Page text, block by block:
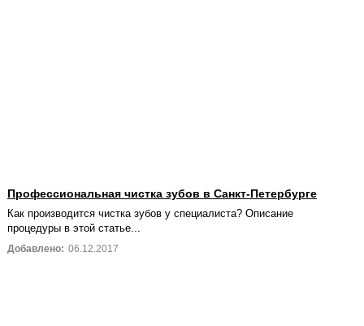
Профессиональная чистка зубов в Санкт-Петербурге
Как производится чистка зубов у специалиста? Описание
процедуры в этой статье...
Добавлено: 06.12.2017